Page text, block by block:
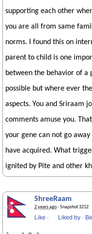
supporting each other
you are all from same
norms. I found this on
parent to child is one
between the behavior of a
possible but where ever
aspects. You and Sriraam
comments amuse you.
your gene can not go
have acquired. What
ignited by Pite and other
ShreeRaam
2 years ago· Snapshot 3212
Like · Liked by ·